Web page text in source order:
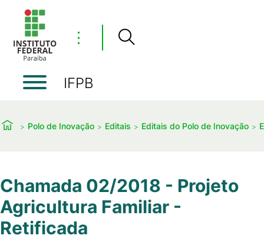
⋮
IFPB
Polo de Inovação Editais Editais do Polo de Inovação
Chamada 02/2018 - Projeto
Agricultura Familiar -
Retificada